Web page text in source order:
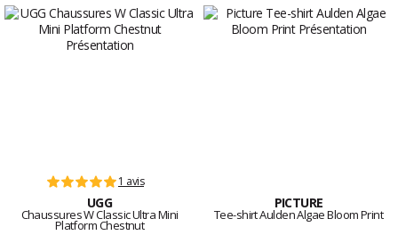
1 avis
UGG
Chaussures W Classic Ultra Mini
Platform Chestnut
PICTURE
Tee-shirt Aulden Algae Bloom Print